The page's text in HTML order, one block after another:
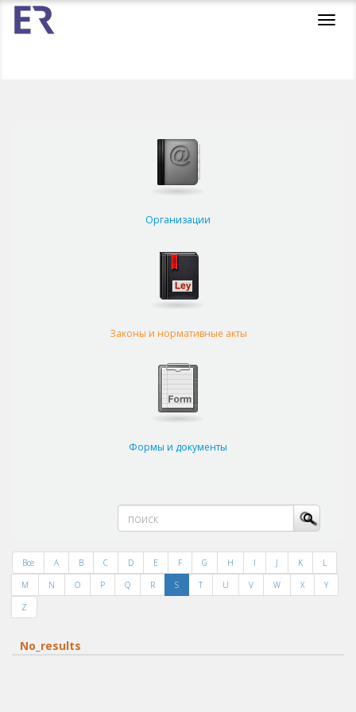
Организации
Законы и нормативные акты
Формы и документы
Все A B C D E F G H I J K
L
M
N O P Q R S T U V W X
Y
Z
No_results